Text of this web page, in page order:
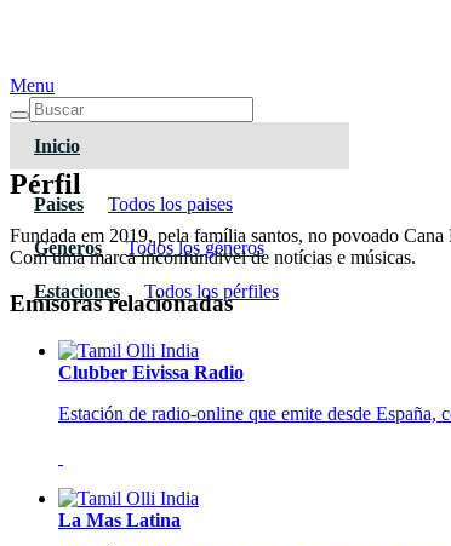
Menu
Inicio
Paises Todos los paises
Géneros Todos los géneros
Estaciones Todos los pérfiles
Pérfil
Fundada em 2019, pela família santos, no povoado
Com uma marca inconfundível de notícias e músicas.
Emisoras relacionadas
Clubber Eivissa Radio
Estación de radio-online que emite desde España,
La Mas Latina